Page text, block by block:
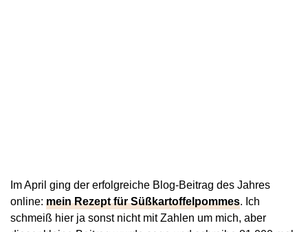
Im April ging der erfolgreiche Blog-Beitrag des Jahres
online: mein Rezept für Süßkartoffelpommes. Ich
schmeiß hier ja sonst nicht mit Zahlen um mich, aber